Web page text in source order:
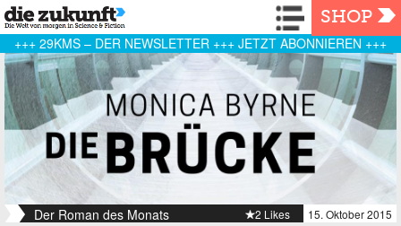
Navigation
SHOP
+++ 29KMS – DER NEWSLETTER +++ JETZT ABONNIEREN +++
Der Roman des Monats 15. Oktober 2015
2 Likes